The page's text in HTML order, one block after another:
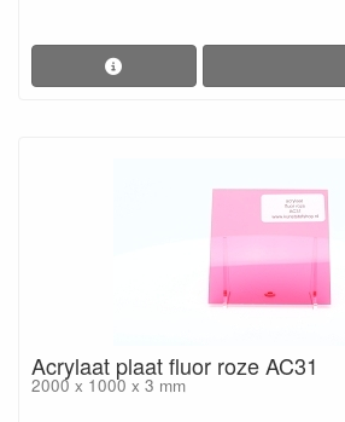
Acrylaat plaat fluor roze AC31
2000 x 1000 x 3 mm